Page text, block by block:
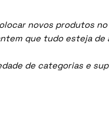
novos produtos
que tudo esteja de
de categorias e